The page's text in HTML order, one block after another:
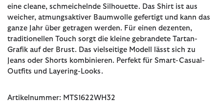
eine cleane, schmeichelnde Silhouette. Das Shirt ist aus
weicher, atmungsaktiver Baumwolle gefertigt und kann das
ganze Jahr über getragen werden. Für einen dezenten,
traditionellen Touch sorgt die kleine gebrandete Tartan-
Grafik auf der Brust. Das vielseitige Modell lässt sich zu
Jeans oder Shorts kombinieren. Perfekt für Smart-Casual-
Outfits und Layering-Looks.
Artikelnummer: MTS1622WH32